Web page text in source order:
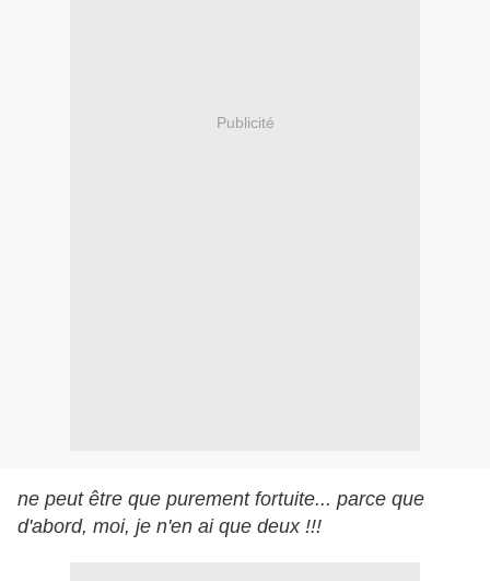
Publicité
ne peut être que purement fortuite... parce que
d'abord, moi, je n'en ai que deux !!!